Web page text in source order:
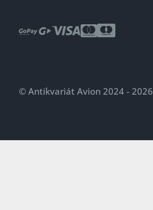
© Antikvariát Avion 2024 - 2026